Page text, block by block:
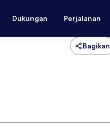
Dukungan Perjalanan
Bagikan